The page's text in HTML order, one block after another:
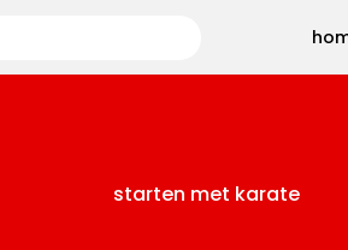
starten met karate